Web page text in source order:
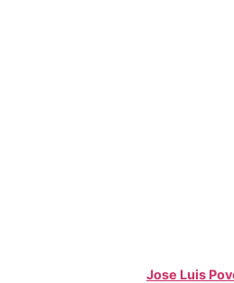
Jose Luis